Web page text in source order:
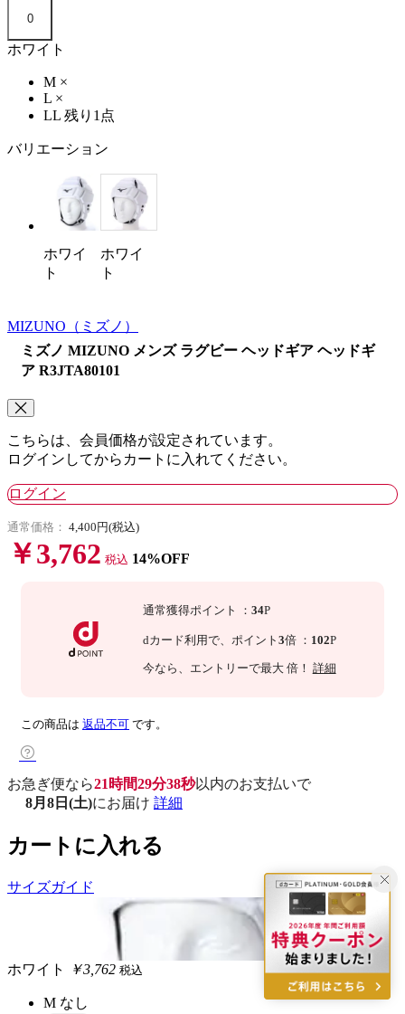
0
ホワイト
M ×
L ×
LL 残り1点
バリエーション
ホワイ
ト
ホワイ
ト
MIZUNO （ミズノ）
ミズノ MIZUNO メンズ ラグビー ヘッドギア ヘッドギ
ア R3JTA80101
こちらは、会員価格が設定されています。
ログインしてからカートに入れてください。
ログイン
通常価格： 4,400円(税込)
￥3,762 税込 14%OFF
通常獲得ポイント ： 34P
dカード利用で、 ポイント 3倍 ： 102P
今なら 、エントリーで最大 倍！ 詳細
この商品は 返品不可 です。
お急ぎ便なら21時間29分37秒以内のお支払いで
8月8日(土)にお届け 詳細
カートに入れる
サイズガイド
ホワイト ￥3,762 税込
M なし